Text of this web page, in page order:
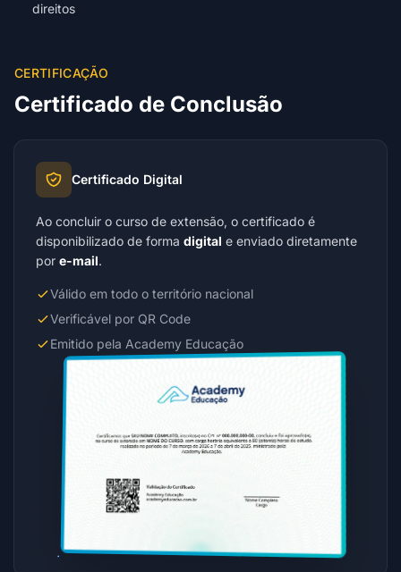
direitos
CERTIFICAÇÃO
Certificado de Conclusão
Certificado Digital
Ao concluir o curso de extensão, o certificado é
disponibilizado de forma digital e enviado diretamente
por e-mail.
Válido em todo o território nacional
Verificável por QR Code
Emitido pela Academy Educação